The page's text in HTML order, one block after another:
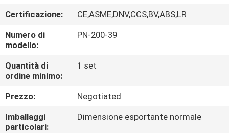
VISITA
ALLA
FABBRICA
CONTROLLO
DELLA
QUALITÀ
Certificazione:
CE,ASME,DNV,CCS,BV,ABS,LR
Numero di
modello:
PN-200-39
Quantità di
ordine minimo:
1 set
Prezzo:
Negotiated
Imballaggi
particolari:
Dimensione esportante normale